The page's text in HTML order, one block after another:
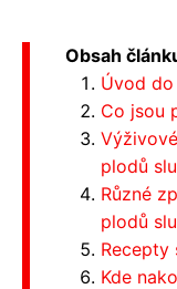
Obsah
Úvod
Co jsou
plodů
Různé
plodů
Recepty
Kde